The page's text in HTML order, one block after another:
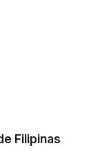
Filipinas